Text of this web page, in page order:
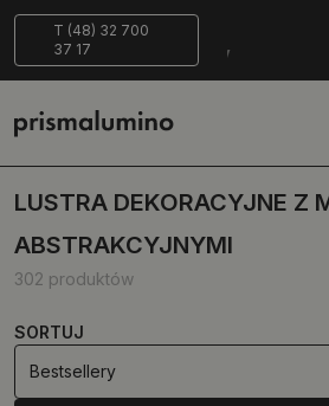
T (48) 32 700
37 17
ECO-
LUSTRA DEKORACYJNE Z
ABSTRAKCYJNYMI
302 produktów
SORTUJ
Bestsellery